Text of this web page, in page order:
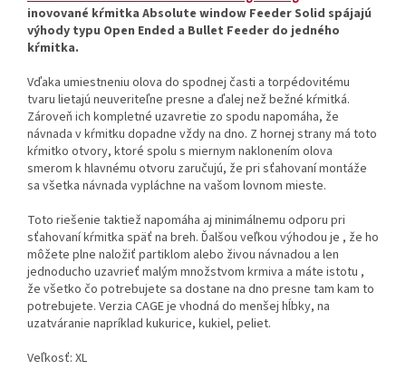
inovované kŕmitka Absolute window Feeder Solid spájajú
výhody typu Open Ended a Bullet Feeder do jedného
kŕmitka.
Vďaka umiestneniu olova do spodnej časti a torpédovitému
tvaru lietajú neuveriteľne presne a ďalej než bežné kŕmitká.
Zároveň ich kompletné uzavretie zo spodu napomáha, že
návnada v kŕmitku dopadne vždy na dno. Z hornej strany má toto
kŕmitko otvory, ktoré spolu s miernym naklonením olova
smerom k hlavnému otvoru zaručujú, že pri sťahovaní montáže
sa všetka návnada vypláchne na vašom lovnom mieste.
Toto riešenie taktiež napomáha aj minimálnemu odporu pri
sťahovaní kŕmitka späť na breh. Ďalšou veľkou výhodou je , že ho
môžete plne naložiť partiklom alebo živou návnadou a len
jednoducho uzavrieť malým množstvom krmiva a máte istotu ,
že všetko čo potrebujete sa dostane na dno presne tam kam to
potrebujete. Verzia CAGE je vhodná do menšej hĺbky, na
uzatváranie napríklad kukurice, kukiel, peliet.
Veľkosť: XL